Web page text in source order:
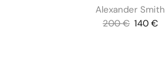
Alexander Smith
200€ 140 €